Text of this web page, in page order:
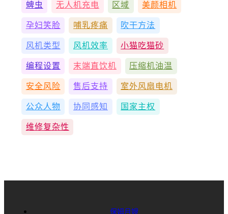
蜱虫 无人机充电 区域 美颜相机
孕妇笑脸 哺乳疼痛 吹干方法
风机类型 风机效率 小猫吃猫砂
编程设置 末端直饮机 压缩机油温
安全风险 售后支持 室外风扇电机
公众人物 协同感知 国家主权
维修复杂性
保姆月嫂